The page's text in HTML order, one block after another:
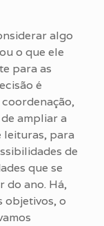
algo
o que ele
para as
é
ampliar a
leituras, para
de
que se
do ano. Há,
objetivos, o